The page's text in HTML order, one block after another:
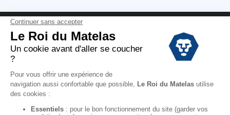
Conditions des offres
Black Friday
Destockage
Conditions Générales de vente magasin
Mentions Légales